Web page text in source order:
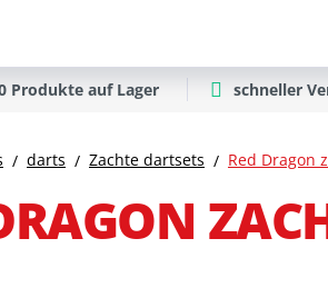
Produkte auf Lager schneller
darts Zachte dartsets Red Dragon